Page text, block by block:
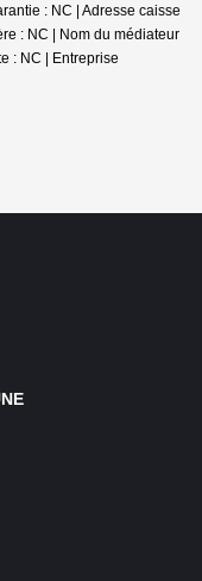
: NC | Adresse caisse
: NC | Nom du médiateur
: NC | Entreprise